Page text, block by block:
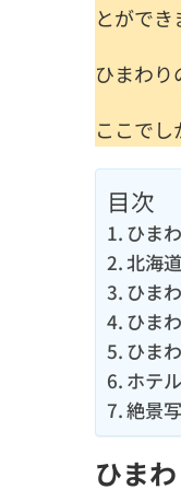
とができ
ひまわり
ここで
目次
ひま
北海
ひま
ひま
ひま
ホテ
絶景
ひま